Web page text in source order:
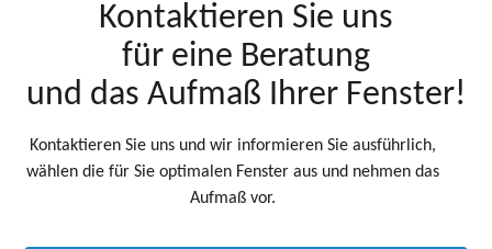
Kontaktieren Sie uns
für eine Beratung
und das Aufmaß Ihrer Fenster!
Kontaktieren Sie uns und wir informieren Sie ausführlich,
wählen die für Sie optimalen Fenster aus und nehmen das
Aufmaß vor.